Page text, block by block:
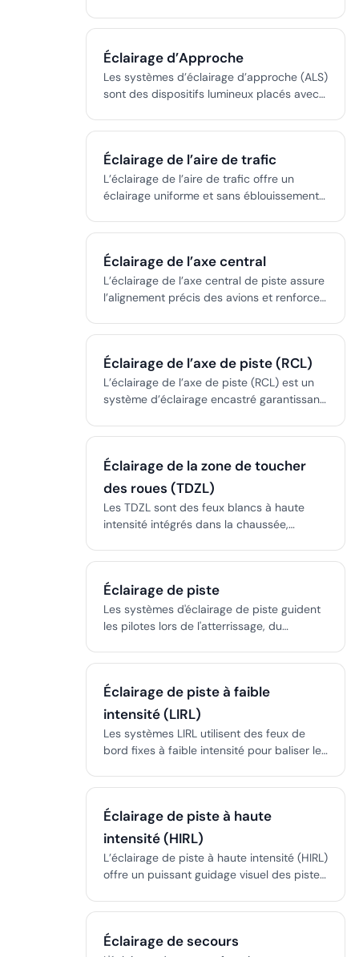
trajectoires d’approche courbes ou
transition sûre du vol aux instruments vers
le vol à vue dans des environnements
complexes.
Éclairage d’Approche
Les systèmes d’éclairage d’approche (ALS)
sont des dispositifs lumineux placés avec
aux repères visuels, notamment en
mauvaise visibilité. Les configurations ALS
varient selon les catégories d’approche et
Éclairage de l’aire de trafic
L’éclairage de l’aire de trafic offre un
éclairage uniforme et sans éblouissement
avions, soutenant des opérations au sol
aéroports.
Éclairage de l’axe central
L’éclairage de l’axe central de piste assure
l’alignement précis des avions et renforce
visibilité, de nuit et par mauvais temps, en
codée par couleur le long de l’axe central
de la piste.
Éclairage de l’axe de piste (RCL)
L’éclairage de l’axe de piste (RCL) est un
système d’éclairage encastré garantissant
offrant un axe visuel continu, notamment
Éclairage de la zone de toucher
des roues (TDZL)
Les TDZL sont des feux blancs à haute
intensité intégrés dans la chaussée,
Éclairage de piste
Les systèmes d'éclairage de piste guident
les pilotes lors de l'atterrissage, du
opérations aéroportuaires sûres quelles
Éclairage de piste à faible
intensité (LIRL)
Les systèmes LIRL utilisent des feux de
bord fixes à faible intensité pour baliser les
sécurité et la visibilité pour les pilotes de
Éclairage de piste à haute
intensité (HIRL)
L’éclairage de piste à haute intensité (HIRL)
offre un puissant guidage visuel des pistes
visibilité ou de nuit, soutenant les
assurant la sécurité de l’aéroport.
Éclairage de secours